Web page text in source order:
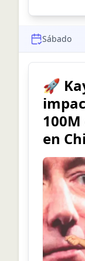
Sábado
🚀
en